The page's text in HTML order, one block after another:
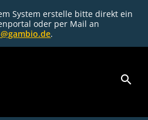
System erstelle bitte direkt ein
oder per Mail an
.